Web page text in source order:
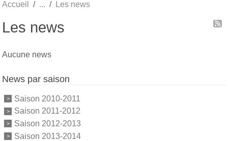
Accueil Les news
Les news
Aucune news
News par saison
Saison 2010-2011
Saison 2011-2012
Saison 2012-2013
Saison 2013-2014